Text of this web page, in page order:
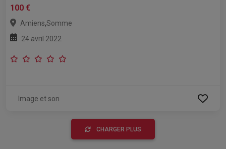
100 €
Amiens,Somme
24 avril 2022
Image et son
CHARGER PLUS